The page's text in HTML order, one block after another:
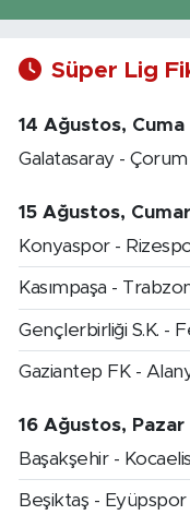
Süper Lig
14 Ağustos, Cuma
Galatasaray -
15 Ağustos,
Konyaspor -
Kasımpaşa -
Gençlerbirliği S.K. -
Gaziantep FK -
16 Ağustos, Pazar
Başakşehir -
Beşiktaş - Eyüpspor